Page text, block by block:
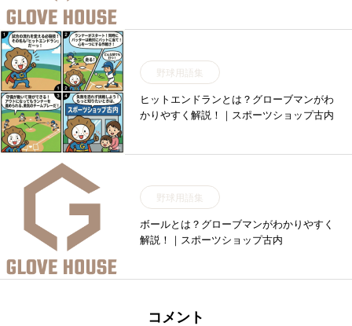
野球用語集
ヒットエンドランとは？グローブマンがわ
かりやすく解説！｜スポーツショップ古内
野球用語集
ボールとは？グローブマンがわかりやすく
解説！｜スポーツショップ古内
コメント